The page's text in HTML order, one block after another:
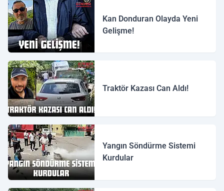
Kan Donduran Olayda Yeni
Gelişme!
Traktör Kazası Can Aldı!
Yangın Söndürme Sistemi
Kurdular